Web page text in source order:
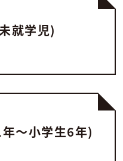
就学児)
〜小学生6年)